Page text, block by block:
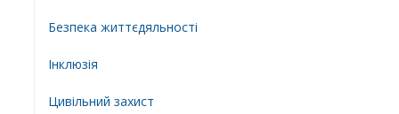
Безпека життєдяльності
Інклюзія
Цивільний захист